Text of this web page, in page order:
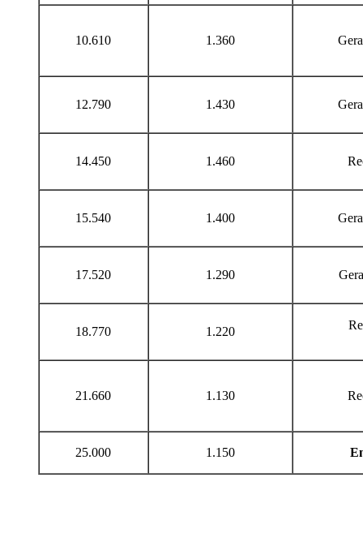
10.610 1.360
12.790 1.430
14.450 1.460
15.540 1.400
17.520 1.290
18.770 1.220
21.660 1.130
25.000 1.150